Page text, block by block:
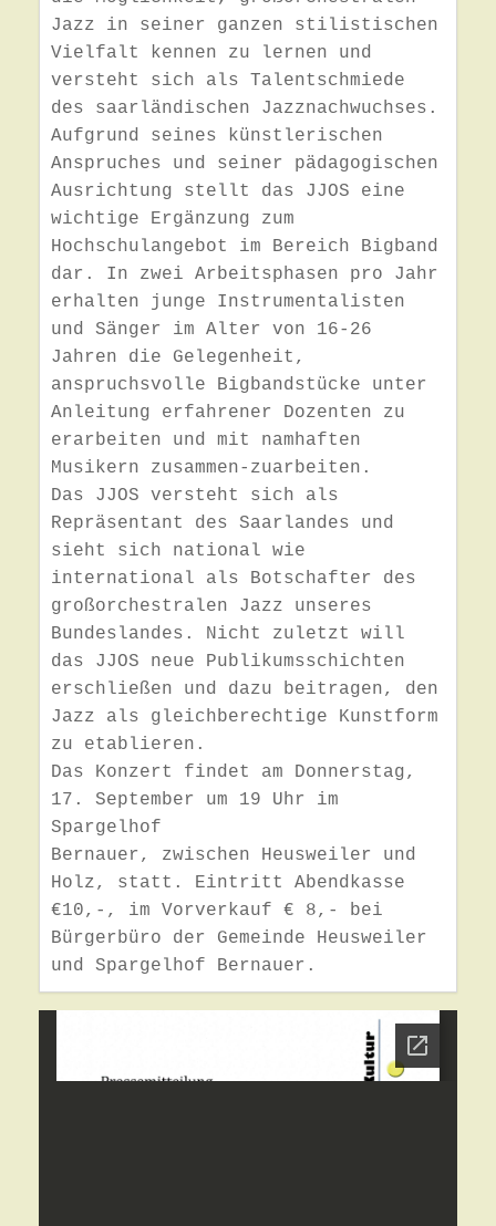
Jazz in seiner ganzen stilistischen
Vielfalt kennen zu lernen und
versteht sich als Talentschmiede
des saarländischen Jazznachwuchses.
Aufgrund seines künstlerischen
Anspruches und seiner pädagogischen
Ausrichtung stellt das JJOS eine
wichtige Ergänzung zum
Hochschulangebot im Bereich Bigband
dar. In zwei Arbeitsphasen pro Jahr
erhalten junge Instrumentalisten
und Sänger im Alter von 16-26
Jahren die Gelegenheit,
anspruchsvolle Bigbandstücke unter
Anleitung erfahrener Dozenten zu
erarbeiten und mit namhaften
Musikern zusammen-zuarbeiten.
Das JJOS versteht sich als
Repräsentant des Saarlandes und
sieht sich national wie
international als Botschafter des
großorchestralen Jazz unseres
Bundeslandes. Nicht zuletzt will
das JJOS neue Publikumsschichten
erschließen und dazu beitragen, den
Jazz als gleichberechtige Kunstform
zu etablieren.
Das Konzert findet am Donnerstag,
17. September um 19 Uhr im
Spargelhof
Bernauer, zwischen Heusweiler und
Holz, statt. Eintritt Abendkasse
€10,-, im Vorverkauf € 8,- bei
Bürgerbüro der Gemeinde Heusweiler
und Spargelhof Bernauer.